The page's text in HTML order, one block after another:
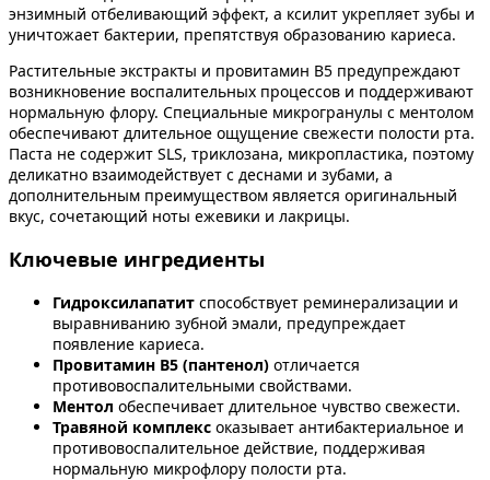
энзимный отбеливающий эффект, а ксилит укрепляет зубы и
уничтожает бактерии, препятствуя образованию кариеса.
Растительные экстракты и провитамин В5 предупреждают
возникновение воспалительных процессов и поддерживают
нормальную флору. Специальные микрогранулы с ментолом
обеспечивают длительное ощущение свежести полости рта.
Паста не содержит SLS, триклозана, микропластика, поэтому
деликатно взаимодействует с деснами и зубами, а
дополнительным преимуществом является оригинальный
вкус, сочетающий ноты ежевики и лакрицы.
Ключевые ингредиенты
Гидроксилапатит способствует реминерализации и
выравниванию зубной эмали, предупреждает
появление кариеса.
Провитамин B5 (пантенол) отличается
противовоспалительными свойствами.
Ментол обеспечивает длительное чувство свежести.
Травяной комплекс оказывает антибактериальное и
противовоспалительное действие, поддерживая
нормальную микрофлору полости рта.